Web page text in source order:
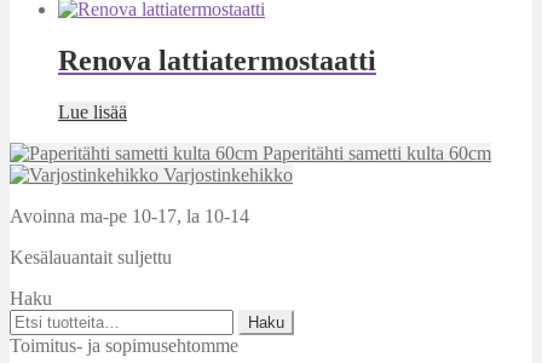
Renova lattiatermostaatti
Lue lisää
Paperitähti sametti kulta 60cm
Varjostinkehikko
Avoinna ma-pe 10-17, la 10-14
Kesälauantait suljettu
Haku
Etsi:
Haku
Toimitus- ja sopimusehtomme